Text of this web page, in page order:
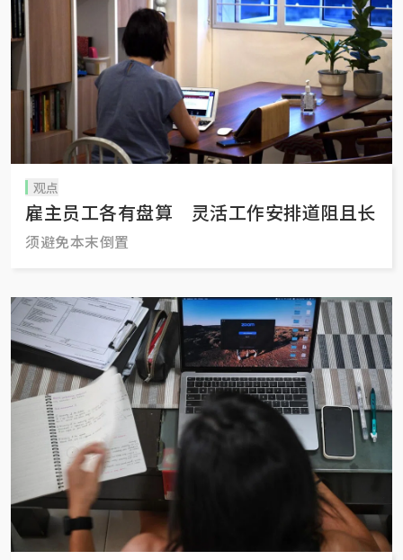
观点
雇主员工各有盘算 灵活工作安排道阻且长
须避免本末倒置